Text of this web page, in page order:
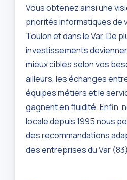
Vous obtenez ainsi une
priorités informatiques de
Toulon et dans le Var. De
investissements
mieux ciblés selon vos
ailleurs, les échanges
équipes métiers et le
gagnent en fluidité. Enfin,
locale depuis 1995 nous
des recommandations
des entreprises du Var